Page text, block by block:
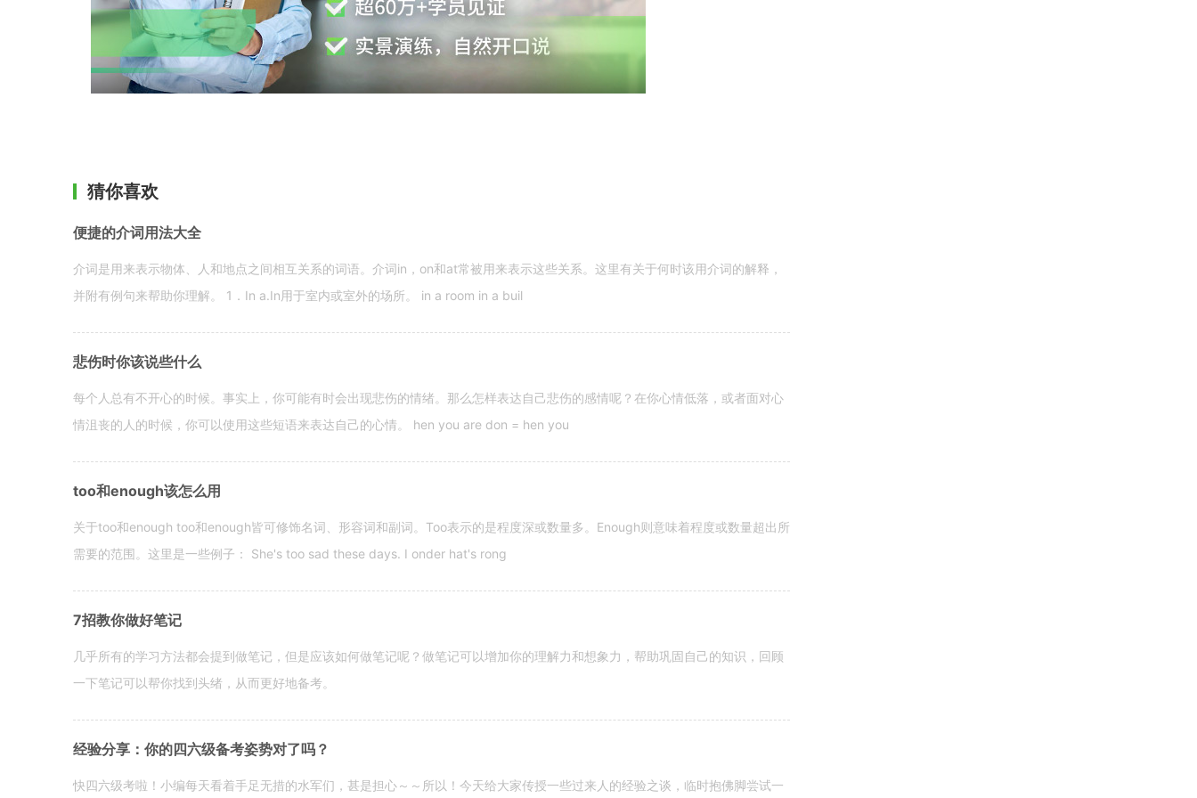
猜你喜欢
便捷的介词用法大全
介词是用来表示物体、人和地点之间相互关系的词语。介词in，on和at常被用来表示这些关系。这里有关于何时该用介词的解释，
并附有例句来帮助你理解。 1．In a.In用于室内或室外的场所。 in a room in a buil
悲伤时你该说些什么
每个人总有不开心的时候。事实上，你可能有时会出现悲伤的情绪。那么怎样表达自己悲伤的感情呢？在你心情低落，或者面对心
情沮丧的人的时候，你可以使用这些短语来表达自己的心情。 hen you are don = hen you
too和enough该怎么用
关于too和enough too和enough皆可修饰名词、形容词和副词。Too表示的是程度深或数量多。Enough则意味着程度或数量超出所
需要的范围。这里是一些例子： She's too sad these days. I onder hat's rong
7招教你做好笔记
几乎所有的学习方法都会提到做笔记，但是应该如何做笔记呢？做笔记可以增加你的理解力和想象力，帮助巩固自己的知识，回顾
一下笔记可以帮你找到头绪，从而更好地备考。
经验分享：你的四六级备考姿势对了吗？
快四六级考啦！小编每天看着手足无措的水军们，甚是担心～～所以！今天给大家传授一些过来人的经验之谈，临时抱佛脚尝试一